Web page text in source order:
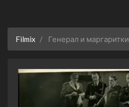
Filmix Генерал и маргаритки